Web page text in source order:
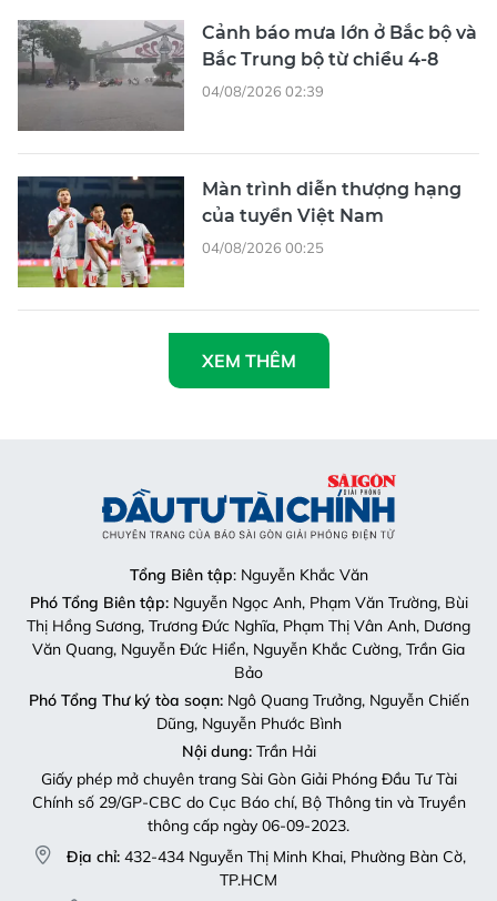
của tuyển Việt Nam
XEM THÊM
Phó Tổng Biên tập:
Nguyễn Ngọc Anh, Phạm Văn Trường, Bùi
Thị Hồng Sương, Trương Đức Nghĩa, Phạm Thị Vân Anh, Dương
Văn Quang, Nguyễn Đức Hiển, Nguyễn Khắc Cường, Trần Gia
Phó Tổng Thư ký tòa soạn: Ngô Quang Trưởng, Nguyễn Chiến
Dũng, Nguyễn Phước Bình
Nội dung:Trần Hải
Giấy phép mở chuyên trang Sài Gòn Giải Phóng Đầu Tư Tài
Chính số 29/GP-CBC do Cục Báo chí, Bộ Thông tin và Truyền
thông cấp ngày 06-09-2023.
432-434 Nguyễn Thị Minh Khai, Phường Bàn Cờ,
TP.HCM
Điện thoại:(028) 2241.3770 – (028) 2241.3760
Fax: (028) 3844.0522
Email: toasoandttc@gmail.com